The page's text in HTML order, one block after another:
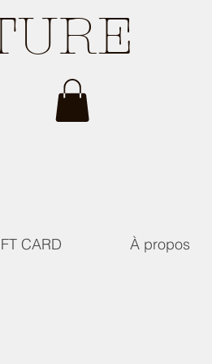
CARD À propos